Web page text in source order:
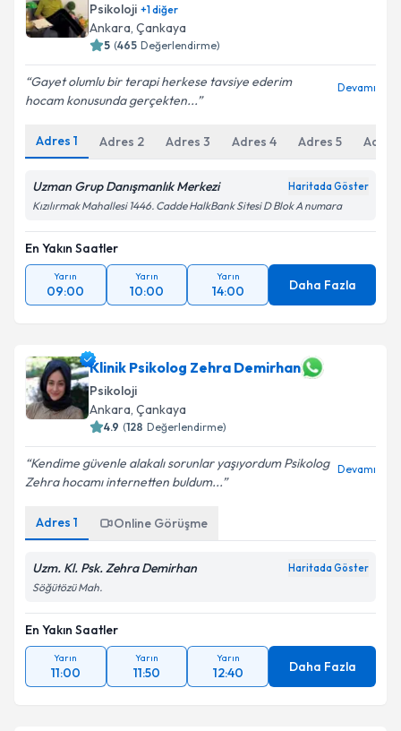
Psikoloji +1diğer
Ankara, Çankaya
5 (465 Değerlendirme)
Gayet olumlu bir terapi herkese tavsiye ederim
hocam konusunda gerçekten...
Devamı
Adres 1 Adres 2 Adres 3 Adres 4 Adres 5 Adres
Uzman Grup Danışmanlık Merkezi Haritada Göster
Kızılırmak Mahallesi 1446. Cadde HalkBank Sitesi D Blok A numara
En Yakın Saatler
Yarın
09:00
Yarın
10:00
Yarın
14:00 Daha Fazla
Klinik Psikolog Zehra Demirhan
Psikoloji
Ankara, Çankaya
4.9 (128 Değerlendirme)
Kendime güvenle alakalı sorunlar yaşıyordum Psikolog
Zehra hocamı internetten buldum...
Devamı
Adres 1 Online Görüşme
Uzm. Kl. Psk. Zehra Demirhan Haritada Göster
Söğütözü Mah.
En Yakın Saatler
Yarın
11:00
Yarın
11:50
Yarın
12:40 Daha Fazla